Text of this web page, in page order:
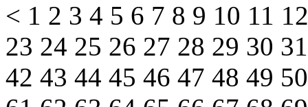
< 1 2 3 4 5 6 7 8 9 10 11
23 24 25 26 27 28 29 30
42 43 44 45 46 47 48 49